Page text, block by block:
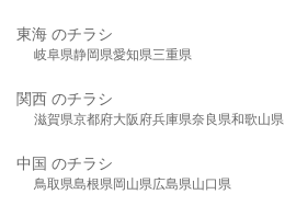
東海 のチラシ
岐阜県静岡県愛知県三重県
関西 のチラシ
滋賀県京都府大阪府兵庫県奈良県和歌山県
中国 のチラシ
鳥取県島根県岡山県広島県山口県